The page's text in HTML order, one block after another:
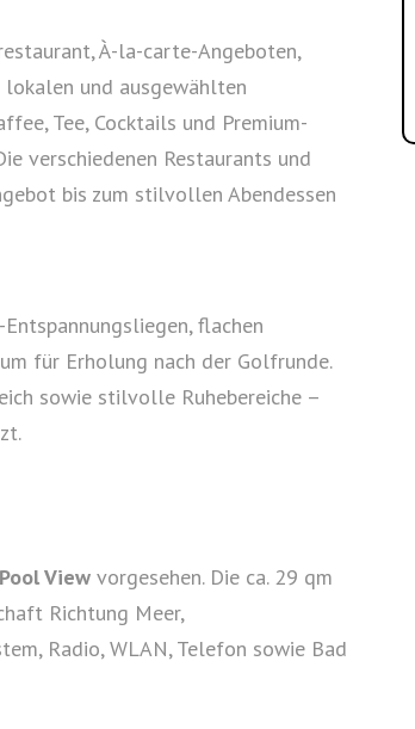
À-la-carte-Angeboten,
lokalen und ausgewählten
Tee, Cocktails und Premium-
verschiedenen Restaurants und
bis zum stilvollen Abendessen
flachen
für Erholung nach der Golfrunde.
sowie stilvolle Ruhebereiche –
View vorgesehen. Die ca. 29 qm
Richtung Meer,
Radio, WLAN, Telefon sowie Bad